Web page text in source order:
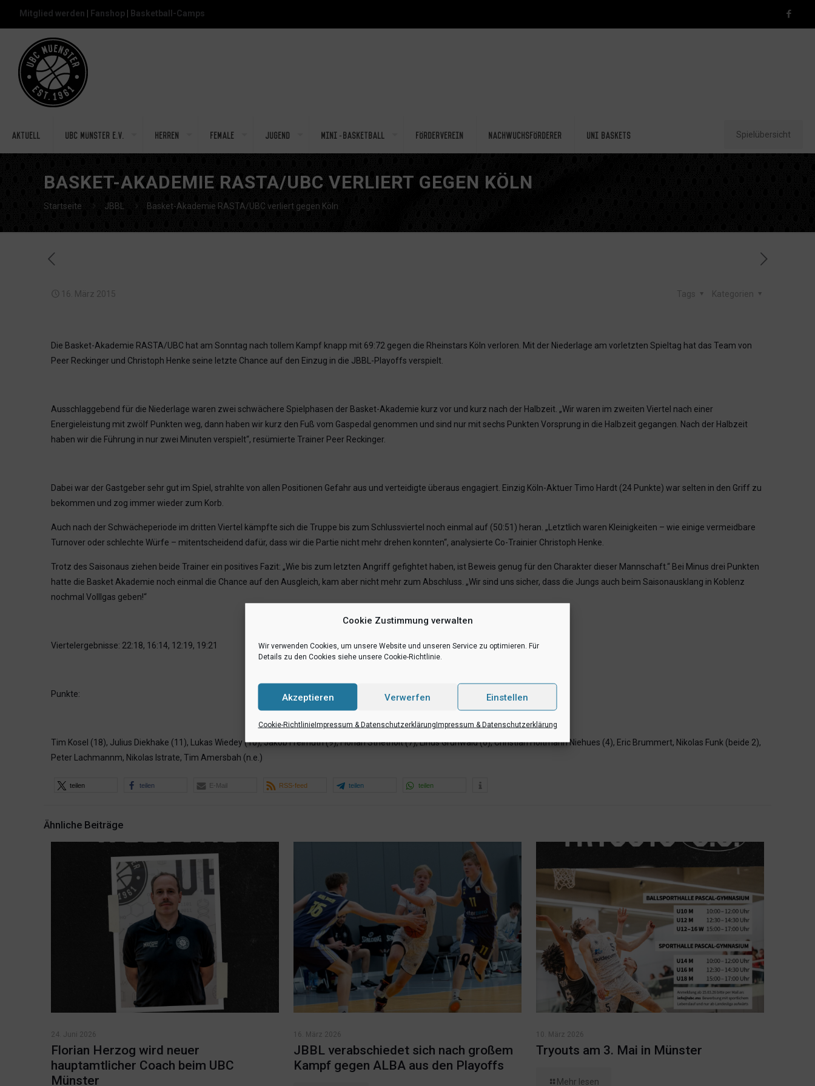
Cookie Zustimmung verwalten
Wir verwenden Cookies, um unsere Website und unseren Service zu optimieren. Für
Details zu den Cookies siehe unsere Cookie-Richtlinie.
Akzeptieren Verwerfen Einstellen
Cookie-RichtlinieImpressum & DatenschutzerklärungImpressum & Datenschutzerklärung
Mitglied werden Fanshop Basketball-Camps
Aktuell UBC Münster e.V. Herren Female Jugend Mini-Basketball Förderverein Nachwuchsförderer Uni Baskets Spielübersicht
BASKET-AKADEMIE RASTA/UBC VERLIERT GEGEN KÖLN
Startseite JBBL Basket-Akademie RASTA/UBC verliert gegen Köln
16. März 2015 Kategorien
Tags
Die Basket-Akademie RASTA/UBC hat am Sonntag nach tollem Kampf knapp mit 69:72 gegen die Rheinstars Köln verloren. Mit der Niederlage am vorletzten Spieltag hat das Team von
Peer Reckinger und Christoph Henke seine letzte Chance auf den Einzug in die JBBL-Playoffs verspielt.
Ausschlaggebend für die Niederlage waren zwei schwächere Spielphasen der Basket-Akademie kurz vor und kurz nach der Halbzeit. „Wir waren im zweiten Viertel nach einer
Energieleistung mit zwölf Punkten weg, dann haben wir kurz den Fuß vom Gaspedal genommen und sind nur mit sechs Punkten Vorsprung in die Halbzeit gegangen. Nach der Halbzeit
haben wir die Führung in nur zwei Minuten verspielt“, resümierte Trainer Peer Reckinger.
Dabei war der Gastgeber sehr gut im Spiel, strahlte von allen Positionen Gefahr aus und verteidigte überaus engagiert. Einzig Köln-Aktuer Timo Hardt (24 Punkte) war selten in den Griff zu
bekommen und zog immer wieder zum Korb.
Auch nach der Schwächeperiode im dritten Viertel kämpfte sich die Truppe bis zum Schlussviertel noch einmal auf (50:51) heran. „Letztlich waren Kleinigkeiten – wie einige vermeidbare
Turnover oder schlechte Würfe – mitentscheidend dafür, dass wir die Partie nicht mehr drehen konnten“, analysierte Co-Trainier Christoph Henke.
Trotz des Saisonaus ziehen beide Trainer ein positives Fazit: „Wie bis zum letzten Angriff gefightet haben, ist Beweis genug für den Charakter dieser Mannschaft.“ Bei Minus drei Punkten
hatte die Basket Akademie noch einmal die Chance auf den Ausgleich, kam aber nicht mehr zum Abschluss. „Wir sind uns sicher, dass die Jungs auch beim Saisonausklang in Koblenz
nochmal Volllgas geben!“
Viertelergebnisse: 22:18, 16:14, 12:19, 19:21
Punkte:
Tim Kosel (18), Julius Diekhake (11), Lukas Wiedey (10), Jakob Freimuth (9), Florian Strietholt (7), Linus Grunwald (6), Christian Holtmann Niehues (4), Eric Brummert, Nikolas Funk (beide 2),
Peter Lachmannm, Nikolas Istrate, Tim Amersbah (n.e.)
teilen teilen E-Mail RSS-feed teilen teilen
Ähnliche Beiträge
24. Juni 2026
Florian Herzog wird neuer
hauptamtlicher Coach beim UBC
Münster
16. März 2026
JBBL verabschiedet sich nach großem
Kampf gegen ALBA aus den Playoffs
10. März 2026
Tryouts am 3. Mai in Münster
Mehr lesen